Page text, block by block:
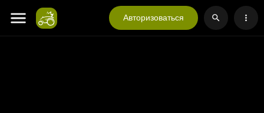
Авторизоваться